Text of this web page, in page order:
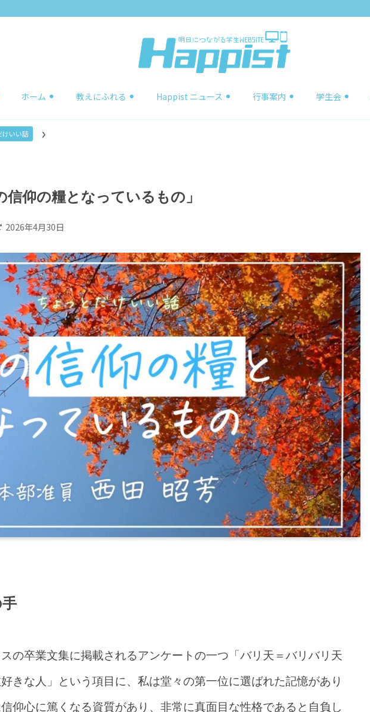
ホーム 教えにふれる Happist ニュース 行事案内 学生会
けいい話
信仰の糧となっているもの」
2026年4月30日
の卒業文集に掲載されるアンケートの一つ「バリ天＝バリバリ天
きな人」という項目に、私は堂々の第一位に選ばれた記憶があり
仰心に篤 くなる資質があり、非常に真面目な性格であると自負し